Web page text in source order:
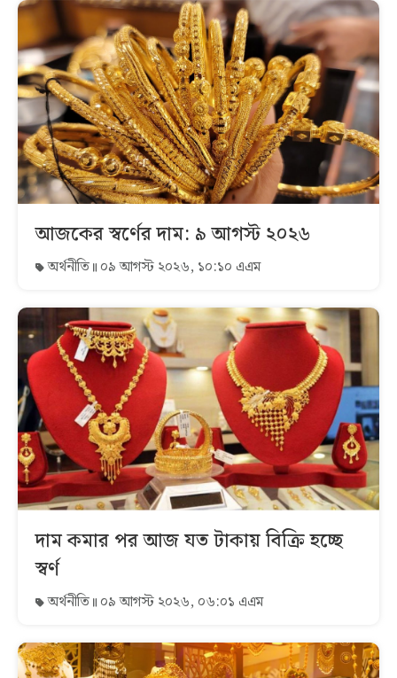
আজকের স্বর্ণের দাম: ৯ আগস্ট ২০২৬
অর্থনীতি ০৯ আগস্ট ২০২৬, ১০:১০ এএম
দাম কমার পর আজ যত টাকায় বিক্রি হচ্ছে
স্বর্ণ
অর্থনীতি ০৯ আগস্ট ২০২৬, ০৬:০১ এএম